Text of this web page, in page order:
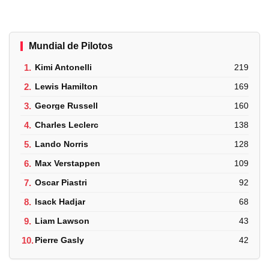
Mundial de Pilotos
1. Kimi Antonelli 219
2. Lewis Hamilton 169
3. George Russell 160
4. Charles Leclerc 138
5. Lando Norris 128
6. Max Verstappen 109
7. Oscar Piastri 92
8. Isack Hadjar 68
9. Liam Lawson 43
10.Pierre Gasly 42